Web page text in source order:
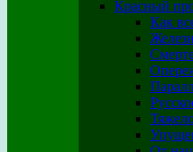
Красный
Как